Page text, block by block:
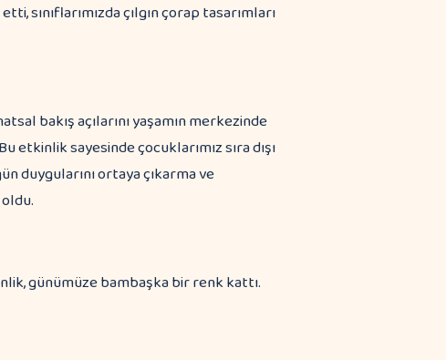
sınıflarımızda çılgın çorap tasarımları
bakış açılarını yaşamın merkezinde
sayesinde çocuklarımız sıra dışı
duygularını ortaya çıkarma ve
günümüze bambaşka bir renk kattı.